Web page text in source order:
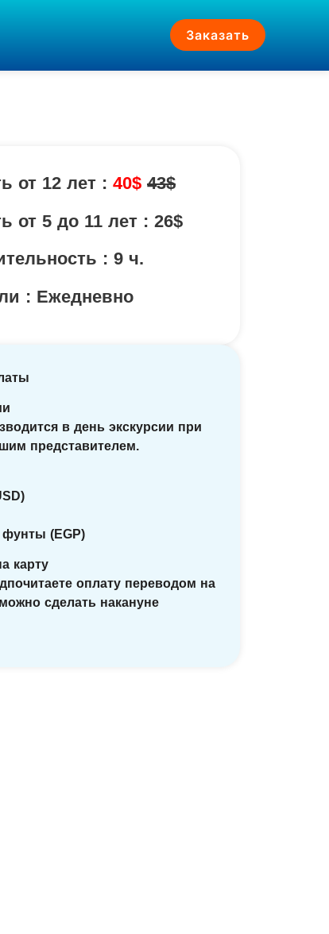
Заказать
от 12 лет : 40$ 43$
от 5 до 11 лет : 26$
: 9 ч.
: Ежедневно
в день экскурсии при
представителем.
фунты (EGP)
карту
оплату переводом на
сделать накануне